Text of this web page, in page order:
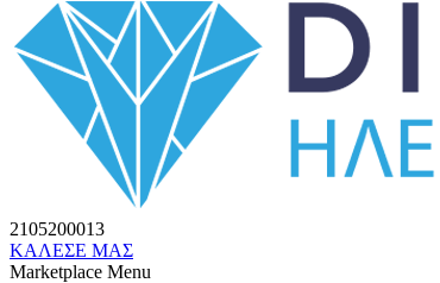
2105200013
ΚΑΛΕΣΕ ΜΑΣ
Marketplace Menu